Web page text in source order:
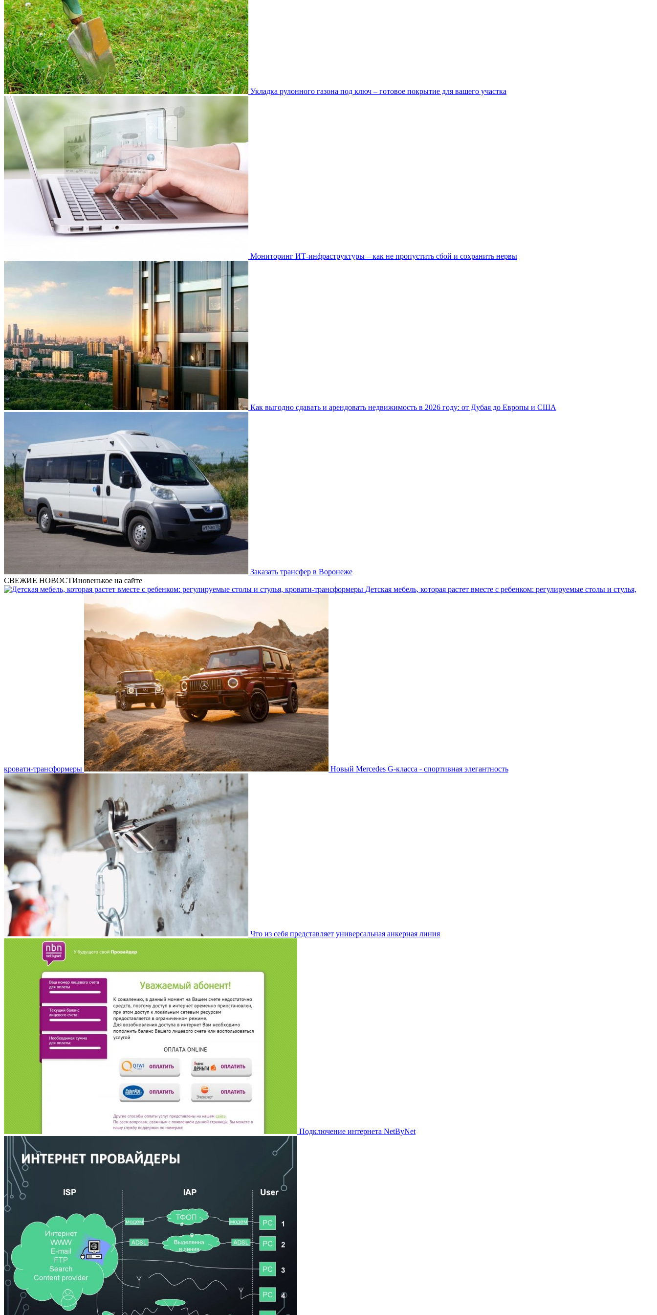
Укладка рулонного газона под ключ – готовое покрытие для вашего участка
Мониторинг ИТ-инфраструктуры – как не пропустить сбой и сохранить нервы
Как выгодно сдавать и арендовать недвижимость в 2026 году: от Дубая до Европы и США
Заказать трансфер в Воронеже
СВЕЖИЕ НОВОСТИновенькое на сайте
Детская мебель, которая растет вместе с ребенком: регулируемые столы и стулья,
кровати-трансформеры Новый Mercedes G-класса - спортивная элегантность
Что из себя представляет универсальная анкерная линия
Подключение интернета NetByNet